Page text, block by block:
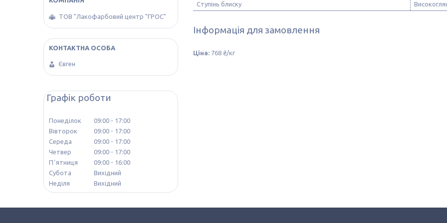
Ступінь блиску
Інформація для замовлення
Ціна: 768 ₴/кг
ТОВ "Лакофарбовий центр "ГРОС"
Євген
Графік роботи
Понеділок 09:00
17:00
Вівторок
09:00
17:00
Середа
09:00
17:00
Четвер
09:00
17:00
Пʼятниця
09:00
16:00
Субота
Вихідний
Неділя
Вихідний